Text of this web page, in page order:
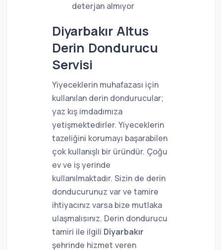
deterjan almıyor
Diyarbakır Altus
Derin Dondurucu
Servisi
Yiyeceklerin muhafazası için
kullanılan derin dondurucular;
yaz kış imdadımıza
yetişmektedirler. Yiyeceklerin
tazeliğini korumayı başarabilen
çok kullanışlı bir üründür. Çoğu
ev ve iş yerinde
kullanılmaktadır. Sizin de derin
donducurunuz var ve tamire
ihtiyacınız varsa bize mutlaka
ulaşmalısınız. Derin dondurucu
tamiri ile ilgili Diyarbakır
şehrinde hizmet veren